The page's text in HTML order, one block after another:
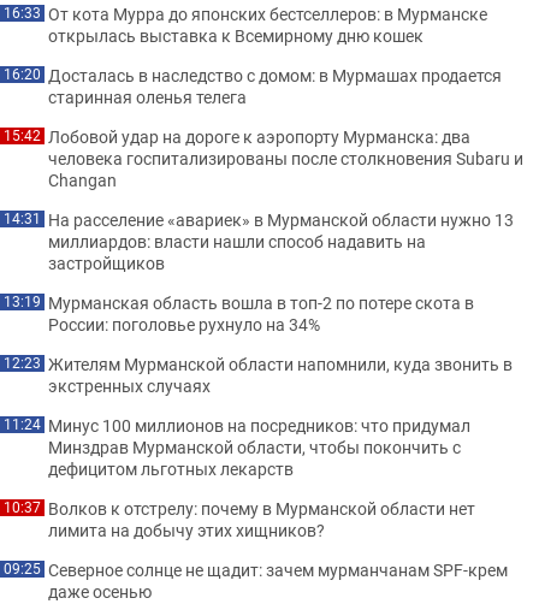
16:33 От кота Мурра до японских бестселлеров: в Мурманске
открылась выставка к Всемирному дню кошек
16:20 Досталась в наследство с домом: в Мурмашах продается
старинная оленья телега
15:42 Лобовой удар на дороге к аэропорту Мурманска: два
человека госпитализированы после столкновения Subaru и
Changan
14:31 На расселение «авариек» в Мурманской области нужно 13
миллиардов: власти нашли способ надавить на
застройщиков
13:19 Мурманская область вошла в топ-2 по потере скота в
России: поголовье рухнуло на 34%
12:23 Жителям Мурманской области напомнили, куда звонить в
экстренных случаях
11:24 Минус 100 миллионов на посредников: что придумал
Минздрав Мурманской области, чтобы покончить с
дефицитом льготных лекарств
10:37 Волков к отстрелу: почему в Мурманской области нет
лимита на добычу этих хищников?
09:25 Северное солнце не щадит: зачем мурманчанам SPF-крем
даже осенью